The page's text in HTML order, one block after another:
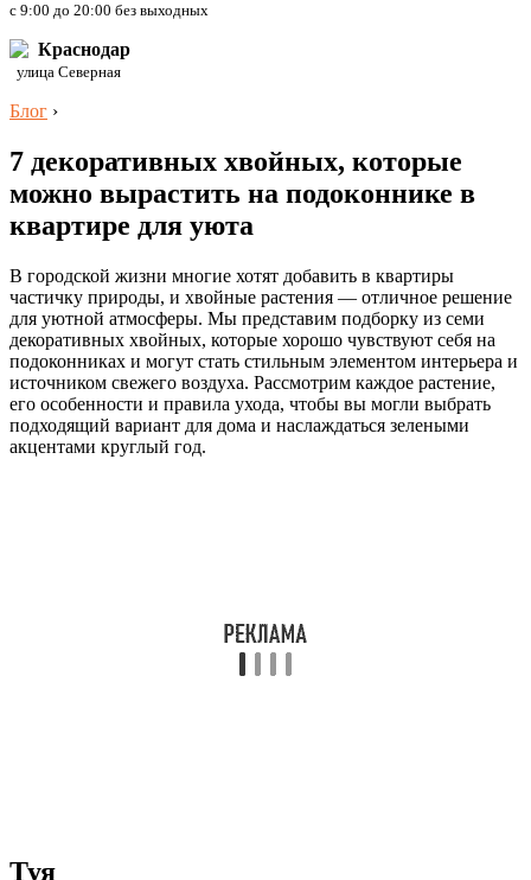
c 9:00 до 20:00 без выходных
Краснодар
улица Северная
Блог ›
7 декоративных хвойных, которые
можно вырастить на подоконнике в
квартире для уюта
В городской жизни многие хотят добавить в квартиры
частичку природы, и хвойные растения — отличное решение
для уютной атмосферы. Мы представим подборку из семи
декоративных хвойных, которые хорошо чувствуют себя на
подоконниках и могут стать стильным элементом интерьера и
источником свежего воздуха. Рассмотрим каждое растение,
его особенности и правила ухода, чтобы вы могли выбрать
подходящий вариант для дома и наслаждаться зелеными
акцентами круглый год.
Туя